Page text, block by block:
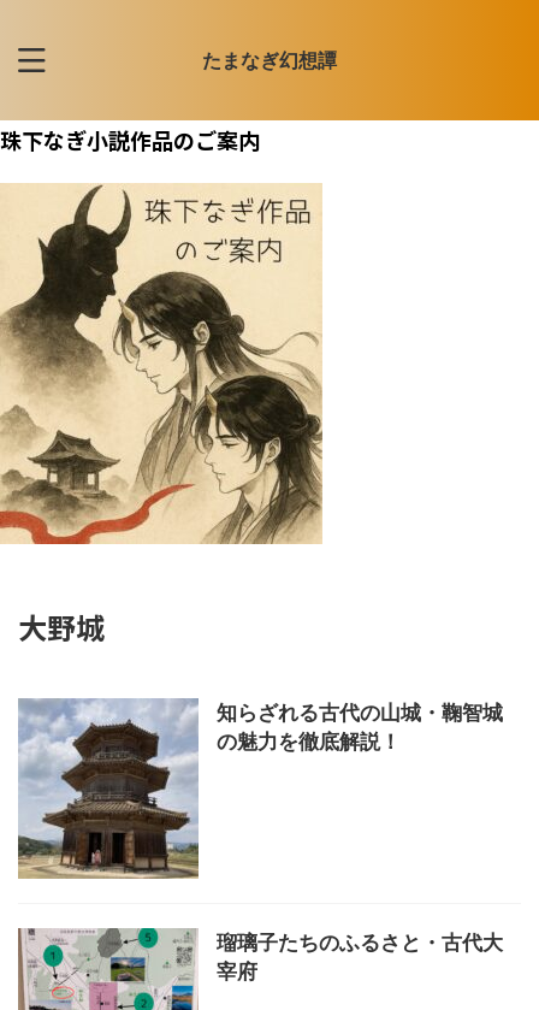
たまなぎ幻想譚
珠下なぎ小説作品のご案内
大野城
知らざれる古代の山城・鞠智城
の魅力を徹底解説！
瑠璃子たちのふるさと・古代大
宰府